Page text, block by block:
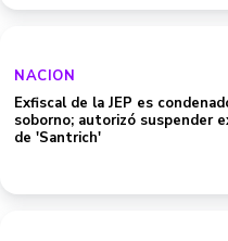
NACION
Exfiscal de la JEP es
soborno; autorizó suspender
de 'Santrich'